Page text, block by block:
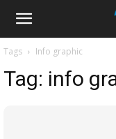
Appota
News
Tags Info graphic
Tag: info